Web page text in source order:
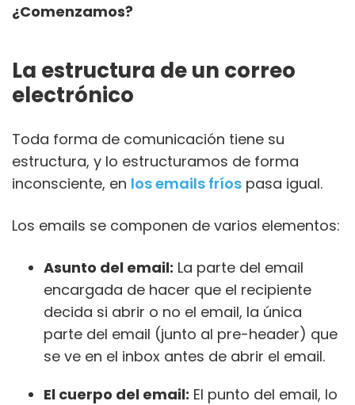
¿Comenzamos?
La estructura de un correo
electrónico
Toda forma de comunicación tiene su
estructura, y lo estructuramos de forma
inconsciente, en los emails fríos pasa igual.
Los emails se componen de varios elementos:
Asunto del email: La parte del email
encargada de hacer que el recipiente
decida si abrir o no el email, la única
parte del email (junto al pre-header) que
se ve en el inbox antes de abrir el email.
El cuerpo del email: El punto del email, lo